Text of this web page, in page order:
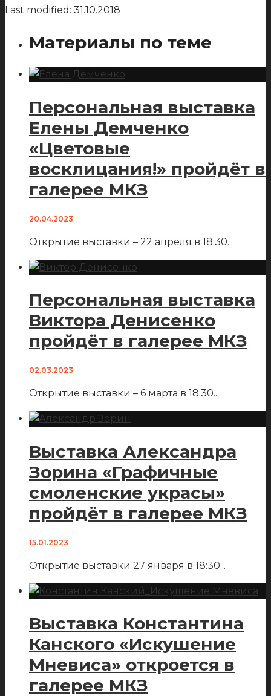
Last modified: 31.10.2018
Материалы по теме
Персональная выставка
Елены Демченко
«Цветовые
восклицания!» пройдёт в
галерее МКЗ
20.04.2023
Открытие выставки – 22 апреля в 18:30...
Персональная выставка
Виктора Денисенко
пройдёт в галерее МКЗ
02.03.2023
Открытие выставки – 6 марта в 18:30...
Выставка Александра
Зорина «Графичные
смоленские украсы»
пройдёт в галерее МКЗ
15.01.2023
Открытие выставки 27 января в 18:30...
Выставка Константина
Канского «Искушение
Мневиса» откроется в
галерее МКЗ